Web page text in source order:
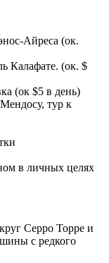
Айреса (ок.
Калафате. (ок. $
(ок $5 в день)
тур к
в личных целях
Серро Торре и
с редкого